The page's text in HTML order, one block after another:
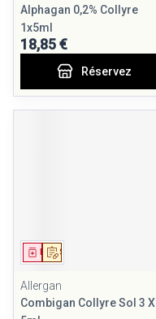
Alphagan 0,2% Collyre
1x5ml
18,85 €
Réservez
Sur prescription
Médicament
Allergan
Combigan Collyre Sol 3 X